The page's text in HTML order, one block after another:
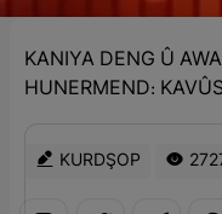
KANIYA DENG Û
HUNERMEND:
KURDŞOP